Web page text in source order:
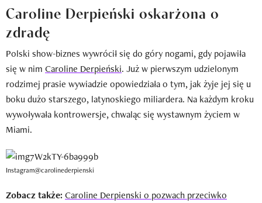
Caroline Derpieński oskarżona o
zdradę
Polski show-biznes wywrócił się do góry nogami, gdy pojawiła
się w nim Caroline Derpieński. Już w pierwszym udzielonym
rodzimej prasie wywiadzie opowiedziała o tym, jak żyje jej się u
boku dużo starszego, latynoskiego miliardera. Na każdym kroku
wywoływała kontrowersje, chwaląc się wystawnym życiem w
Miami.
Instagram@carolinederpienski
Zobacz także: Caroline Derpienski o pozwach przeciwko